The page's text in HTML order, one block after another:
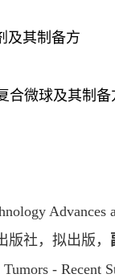
及其制备方
合微球及其制备
Advances
版社，拟出版，
- Recent